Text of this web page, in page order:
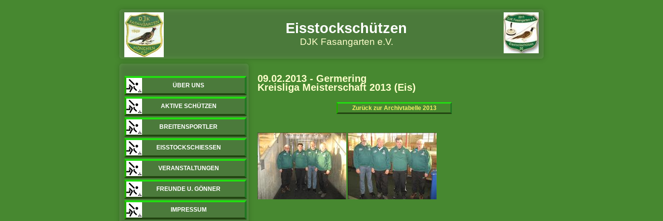
Eisstockschützen
DJK Fasangarten e.V.
ÜBER UNS
AKTIVE SCHÜTZEN
BREITENSPORTLER
EISSTOCKSCHIESSEN
VERANSTALTUNGEN
FREUNDE U. GÖNNER
IMPRESSUM
09.02.2013 - Germering
Kreisliga Meisterschaft 2013 (Eis)
Zurück zur Archivtabelle 2013